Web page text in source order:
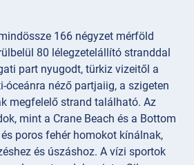
166 négyzet mérföld
80 lélegzetelállító stranddal
part nyugodt, türkiz vizeitől a
óceánra néző partjaiig, a szigeten
megfelelő strand található. Az
mint a Crane Beach és a Bottom
poros fehér homokot kínálnak,
és úszáshoz. A vízi sportok